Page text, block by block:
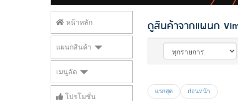
หน้าหลัก
แผนกสินค้า
เมนูลัด
โปรโมชั่น
ดูสินค้าจากแผนก
แรกสุด ก่อนหน้า